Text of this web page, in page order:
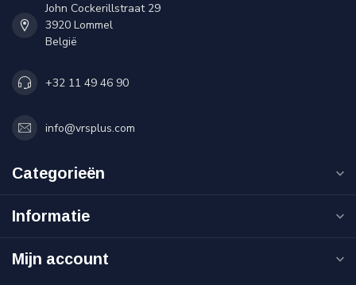
John Cockerillstraat 29
3920 Lommel
België
+32 11 49 46 90
info@vrsplus.com
Categorieën
Informatie
Mijn account